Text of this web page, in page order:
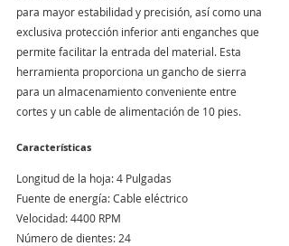
para mayor estabilidad y precisión, así como una
exclusiva protección inferior anti enganches que
permite facilitar la entrada del material. Esta
herramienta proporciona un gancho de sierra
para un almacenamiento conveniente entre
cortes y un cable de alimentación de 10 pies.
Características
Longitud de la hoja: 4 Pulgadas
Fuente de energía: Cable eléctrico
Velocidad: 4400 RPM
Número de dientes: 24